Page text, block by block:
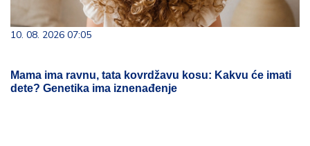
10. 08. 2026 07:05
Mama ima ravnu, tata kovrdžavu kosu: Kakvu će imati
dete? Genetika ima iznenađenje